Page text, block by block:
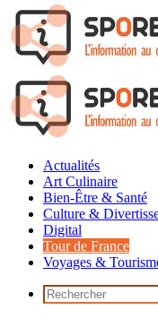
Menu
Actualités
Art Culinaire
Bien-Être & Santé
Culture &
Digital
Tour de France
Voyages &